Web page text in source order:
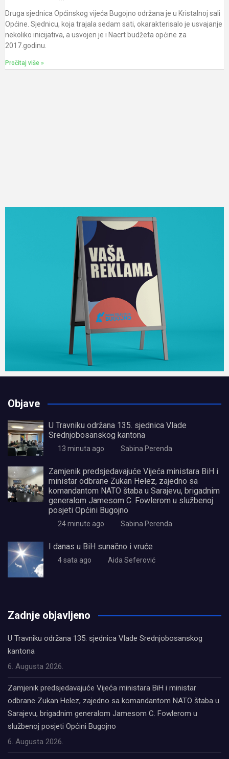
Druga sjednica Općinskog vijeća Bugojno održana je u Kristalnoj sali
Općine. Sjednicu, koja trajala sedam sati, okarakterisalo je usvajanje
nekoliko inicijativa, a usvojen je i Nacrt budžeta općine za
2017.godinu.
Pročitaj više »
Objave
U Travniku održana 135. sjednica Vlade
Srednjobosanskog kantona
13 minuta ago Sabina Perenda
Zamjenik predsjedavajuće Vijeća ministara BiH i
ministar odbrane Zukan Helez, zajedno sa
komandantom NATO štaba u Sarajevu, brigadnim
generalom Jamesom C. Fowlerom u službenoj
posjeti Općini Bugojno
24 minute ago Sabina Perenda
I danas u BiH sunačno i vruće
4 sata ago Aida Seferović
Zadnje objavljeno
U Travniku održana 135. sjednica Vlade Srednjobosanskog
kantona
6. Augusta 2026.
Zamjenik predsjedavajuće Vijeća ministara BiH i ministar
odbrane Zukan Helez, zajedno sa komandantom NATO štaba u
Sarajevu, brigadnim generalom Jamesom C. Fowlerom u
službenoj posjeti Općini Bugojno
6. Augusta 2026.